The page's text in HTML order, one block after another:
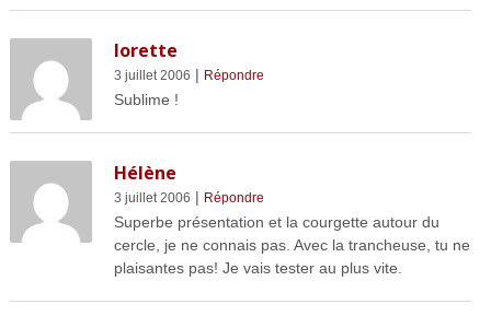
lorette
3 juillet 2006 | Répondre
Sublime !
Hélène
3 juillet 2006 | Répondre
Superbe présentation et la courgette autour du
cercle, je ne connais pas. Avec la trancheuse, tu ne
plaisantes pas! Je vais tester au plus vite.